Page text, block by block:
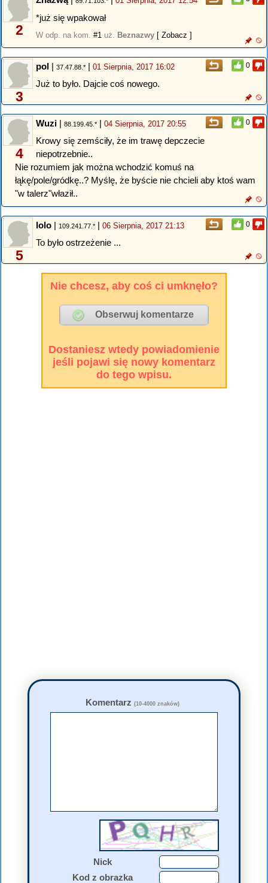
2
*już się wpakował
W odp. na kom. #1 uż. Beznazwy [ Zobacz ]
0
3
pol | 37.47.88.* | 01 Sierpnia, 2017 16:02
Już to było. Dajcie coś nowego.
0
4
Wuzi | 88.199.45.* | 04 Sierpnia, 2017 20:55
Krowy się zemściły, że im trawę depczecie
niepotrzebnie..
Nie rozumiem jak można wchodzić komuś na
łąkę/pole/gródkę..? Myślę, że byście nie chcieli aby ktoś wam
"w talerz"właził..
0
5
lolo | 109.241.77.* | 06 Sierpnia, 2017 21:13
To było ostrzeżenie ...
Nie chcesz, aby coś ci umknęło?
Dostaniesz wtedy powiadomienie
jeśli pojawi się nowy komentarz
do tego wpisu.
Komentarz (10-4000 znaków)
Nick
Kod z obrazka